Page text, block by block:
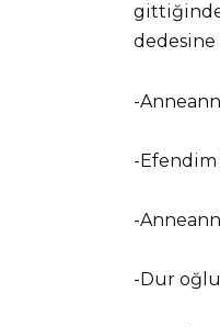
gittiğinde
-
-Efendim
-
-Dur